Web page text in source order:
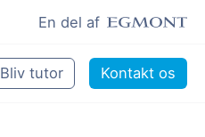
En del af
Bliv tutor Kontakt os